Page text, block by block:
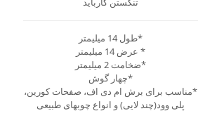
*طول 14 میلیمتر
* عرض 14 میلیمتر
*ضخامت 2 میلیمتر
*چهار گوش
*مناسب برای برش ام دی اف، صفحات کورین،
پلی وود(چند لایی) و انواع چوبهای طبیعی